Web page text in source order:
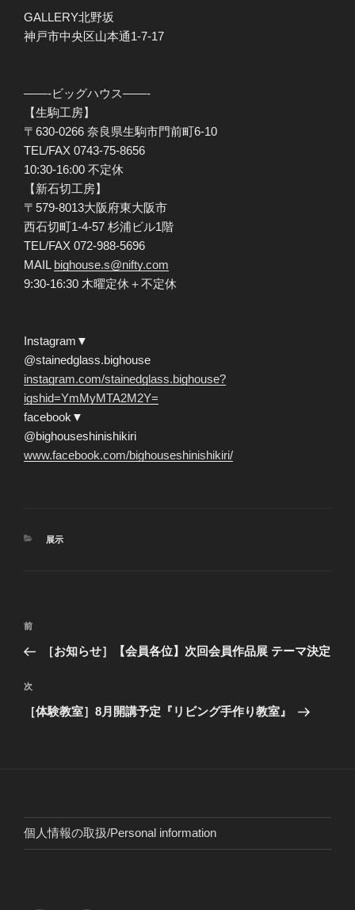
GALLERY北野坂
神戸市中央区山本通1-7-17
——-ビッグハウス——-
【生駒工房】
〒630-0266 奈良県生駒市門前町6-10
TEL/FAX 0743-75-8656
10:30-16:00 不定休
【新石切工房】
〒579-8013大阪府東大阪市
西石切町1-4-57 杉浦ビル1階
TEL/FAX 072-988-5696
MAIL bighouse.s@nifty.com
9:30-16:30 木曜定休＋不定休
Instagram▼
@stainedglass.bighouse
instagram.com/stainedglass.bighouse?
igshid=YmMyMTA2M2Y=
facebook▼
@bighouseshinishikiri
www.facebook.com/bighouseshinishikiri/
カ
展示
投
ナ
ビ
ゲ
前
の
稿
前
［お知らせ］【会員各位】次回会員作品展 テーマ決定
次
の
次
［体験教室］8月開講予定『リビング手作り教室』
個人情報の取扱/Personal information